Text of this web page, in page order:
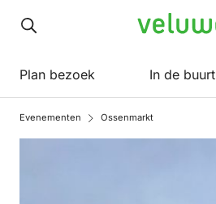
Veluwe
Plan bezoek In de buurt
Evenementen Ossenmarkt